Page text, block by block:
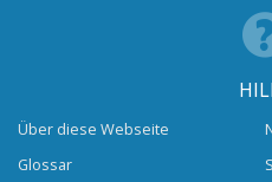
Über diese Webseite
Glossar